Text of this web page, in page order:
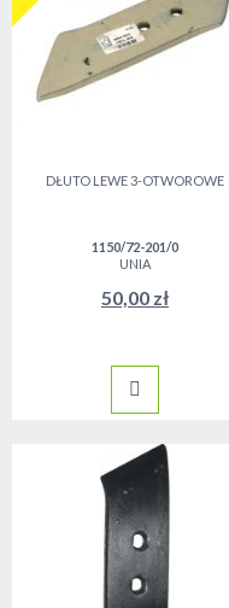
DŁUTO LEWE 3-OTWOROWE
1150/72-201/0
UNIA
50,00 zł